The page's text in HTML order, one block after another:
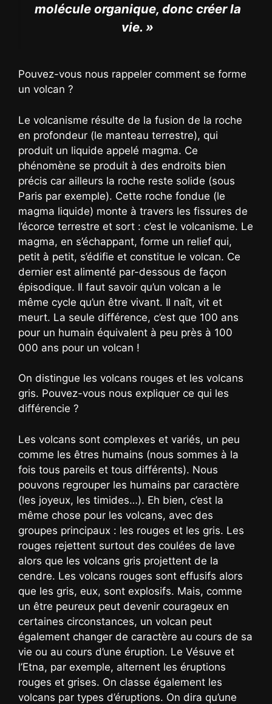
molécule organique, donc créer la
vie. »
Pouvez-vous nous rappeler comment se forme
un volcan ?
Le volcanisme résulte de la fusion de la roche
en profondeur (le manteau terrestre), qui
produit un liquide appelé magma. Ce
phénomène se produit à des endroits bien
précis car ailleurs la roche reste solide (sous
Paris par exemple). Cette roche fondue (le
magma liquide) monte à travers les fissures de
l’écorce terrestre et sort : c’est le volcanisme. Le
magma, en s’échappant, forme un relief qui,
petit à petit, s’édifie et constitue le volcan. Ce
dernier est alimenté par-dessous de façon
épisodique. Il faut savoir qu’un volcan a le
même cycle qu’un être vivant. Il naît, vit et
meurt. La seule différence, c’est que 100 ans
pour un humain équivalent à peu près à 100
000 ans pour un volcan !
On distingue les volcans rouges et les volcans
gris. Pouvez-vous nous expliquer ce qui les
différencie ?
Les volcans sont complexes et variés, un peu
comme les êtres humains (nous sommes à la
fois tous pareils et tous différents). Nous
pouvons regrouper les humains par caractère
(les joyeux, les timides…). Eh bien, c’est la
même chose pour les volcans, avec des
groupes principaux : les rouges et les gris. Les
rouges rejettent surtout des coulées de lave
alors que les volcans gris projettent de la
cendre. Les volcans rouges sont effusifs alors
que les gris, eux, sont explosifs. Mais, comme
un être peureux peut devenir courageux en
certaines circonstances, un volcan peut
également changer de caractère au cours de sa
vie ou au cours d’une éruption. Le Vésuve et
l’Etna, par exemple, alternent les éruptions
rouges et grises. On classe également les
volcans par types d’éruptions. On dira qu’une